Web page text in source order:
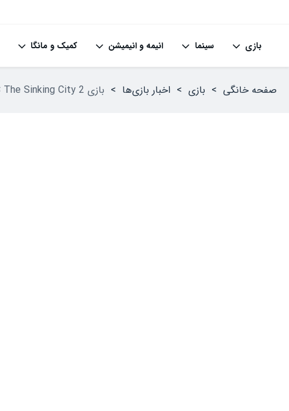
بازی سینما انیمه و انیمیشن کمیک و مانگا
صفحه خانگی > بازی > اخبار بازی‌ها > بازی The Sinking City 2 تا سال ۲۰۲۶ تاخیر خورد